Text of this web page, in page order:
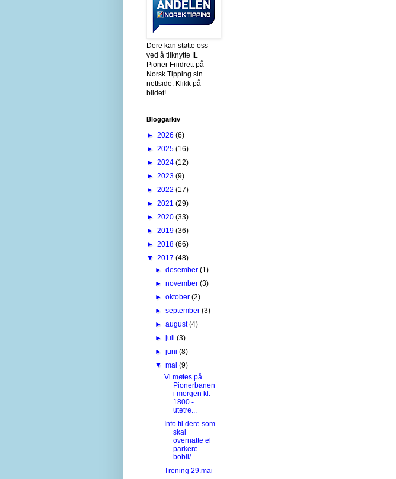
Dere kan støtte oss
ved å tilknytte IL
Pioner Friidrett på
Norsk Tipping sin
nettside. Klikk på
bildet!
Bloggarkiv
► 2026 (6)
► 2025 (16)
► 2024 (12)
► 2023 (9)
► 2022 (17)
► 2021 (29)
► 2020 (33)
► 2019 (36)
► 2018 (66)
▼ 2017 (48)
►desember(1)
►november(3)
►oktober(2)
►september(3)
►august(4)
►juli(3)
►juni(8)
▼mai(9)
Vi møtes på
Pionerbanen
i morgen kl.
1800 -
utetre...
Info til dere som
skal
overnatte el
parkere
bobil/...
Trening 29.mai